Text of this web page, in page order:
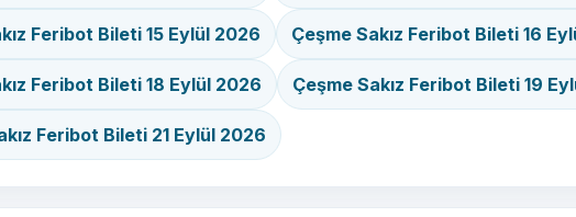
Feribot Bileti 15 Eylül 2026 Çeşme Sakız Feribot Bileti 16
Feribot Bileti 18 Eylül 2026 Çeşme Sakız Feribot Bileti 19
Feribot Bileti 21 Eylül 2026